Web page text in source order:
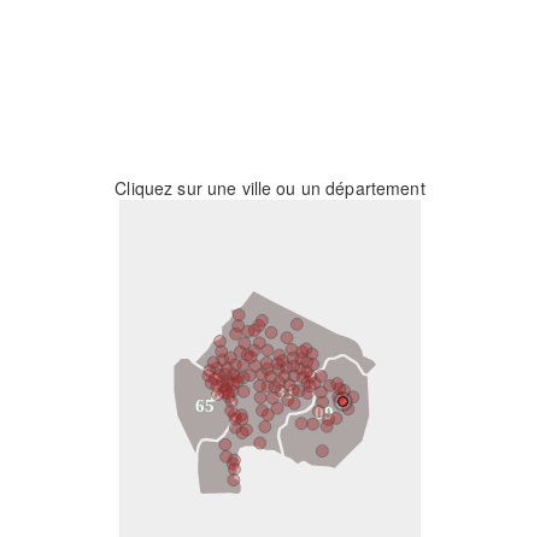
Cliquez sur une ville ou un département
31
09
65